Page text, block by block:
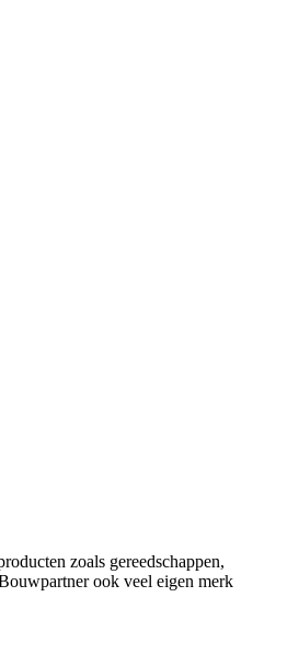
zoals gereedschappen,
ook veel eigen merk